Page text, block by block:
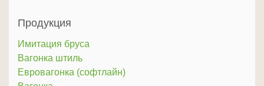
Продукция
Имитация бруса
Вагонка штиль
Евровагонка (софтлайн)